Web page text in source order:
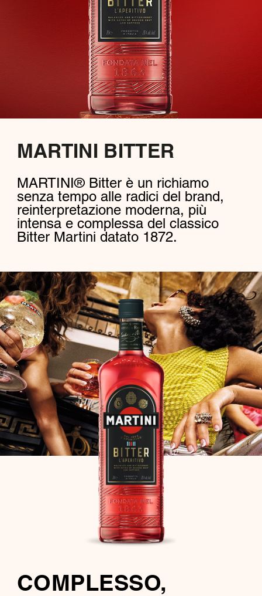
MARTINI BITTER
MARTINI® Bitter è un richiamo
senza tempo alle radici del brand,
reinterpretazione moderna, più
intensa e complessa del classico
Bitter Martini datato 1872.
COMPLESSO,